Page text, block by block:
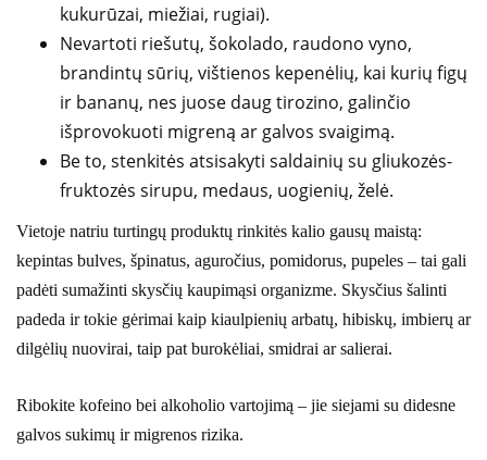
kukurūzai, miežiai, rugiai).
Nevartoti riešutų, šokolado, raudono vyno,
brandintų sūrių, vištienos kepenėlių, kai kurių figų
ir bananų, nes juose daug tirozino, galinčio
išprovokuoti migreną ar galvos svaigimą.
Be to, stenkitės atsisakyti saldainių su gliukozės-
fruktozės sirupu, medaus, uogienių, želė.
Vietoje natriu turtingų produktų rinkitės kalio gausų maistą:
kepintas bulves, špinatus, aguročius, pomidorus, pupeles – tai gali
padėti sumažinti skysčių kaupimąsi organizme. Skysčius šalinti
padeda ir tokie gėrimai kaip kiaulpienių arbatų, hibiskų, imbierų ar
dilgėlių nuovirai, taip pat burokėliai, smidrai ar salierai.
Ribokite kofeino bei alkoholio vartojimą – jie siejami su didesne
galvos sukimų ir migrenos rizika.